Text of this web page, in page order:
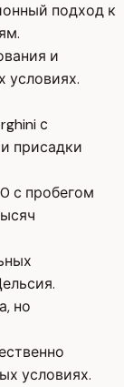
подход к
и
условиях.
с
присадки
с пробегом
но
условиях.